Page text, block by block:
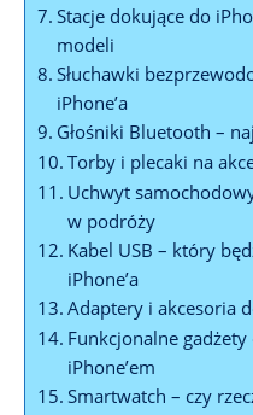
Stacje dokujące do
modeli
Słuchawki
iPhone’a
Głośniki ⁣Bluetooth –
Torby i plecaki na
Uchwyt
w podróży
Kabel USB – ⁤który
⁣iPhone’a
Adaptery​ i akcesoria
Funkcjonalne⁤
iPhone’em
Smartwatch – czy